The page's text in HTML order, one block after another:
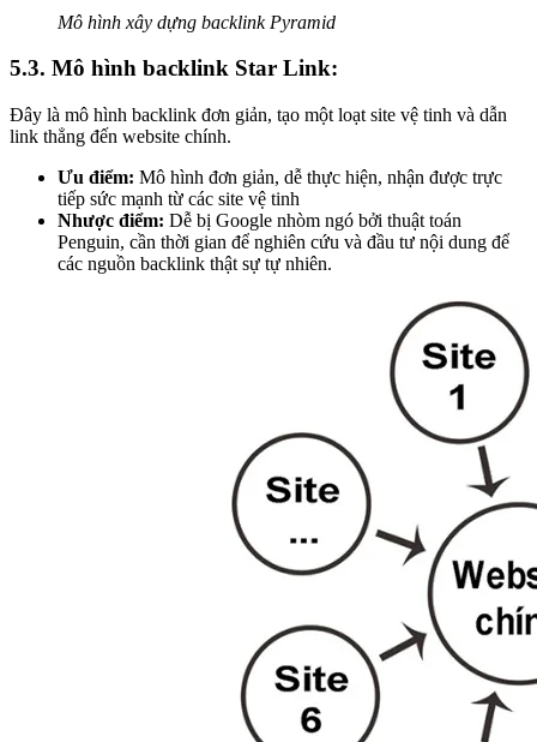
Mô hình xây dựng backlink Pyramid
5.3. Mô hình backlink Star Link:
Đây là mô hình backlink đơn giản, tạo một loạt site vệ tinh và dẫn
link thẳng đến website chính.
Ưu điểm: Mô hình đơn giản, dễ thực hiện, nhận được trực
tiếp sức mạnh từ các site vệ tinh
Nhược điểm: Dễ bị Google nhòm ngó bởi thuật toán
Penguin, cần thời gian để nghiên cứu và đầu tư nội dung để
các nguồn backlink thật sự tự nhiên.